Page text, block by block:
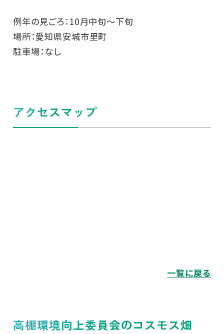
例年の見ごろ：10月中旬～下旬
場所：愛知県安城市里町
駐車場：なし
アクセスマップ
一覧に戻る
高棚環境向上委員会のコスモス畑